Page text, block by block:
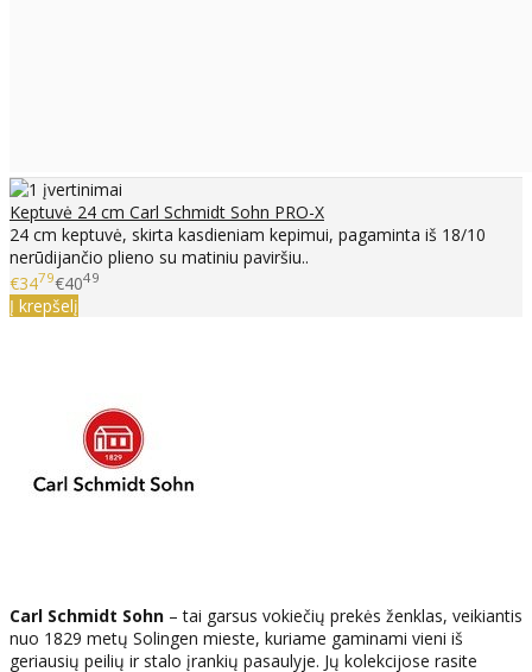
Keptuvė 24 cm Carl Schmidt Sohn PRO-X
24 cm keptuvė, skirta kasdieniam kepimui, pagaminta iš 18/10
nerūdijančio plieno su matiniu paviršiu..
€3479€4049
Į krepšelį
Carl Schmidt Sohn – tai garsus vokiečių prekės ženklas, veikiantis
nuo 1829 metų Solingen mieste, kuriame gaminami vieni iš
geriausių peilių ir stalo įrankių pasaulyje. Jų kolekcijose rasite